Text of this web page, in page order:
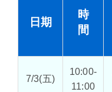
日期
時
間
7/3(五)
10:00-
11:00